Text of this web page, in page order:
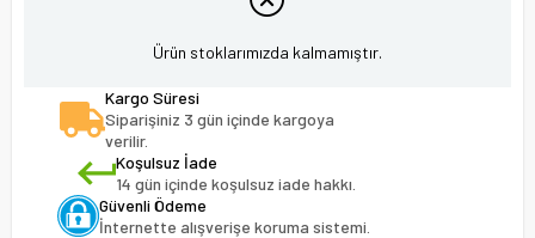
Ürün stoklarımızda kalmamıştır.
Kargo Süresi
Siparişiniz 3 gün içinde kargoya
verilir.
Koşulsuz İade
14 gün içinde koşulsuz iade hakkı.
Güvenli Ödeme
İnternette alışverişe koruma sistemi.